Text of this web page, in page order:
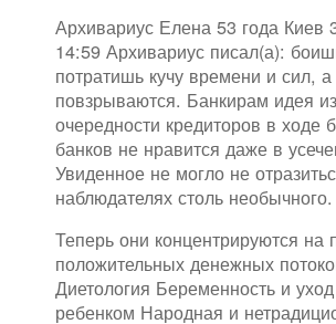
Архивариус Елена 53 года
14:59 Архивариус писал(а):
потратишь кучу времени и сил, а
повзрываются. Банкирам идея
очередности кредиторов в ходе
банков не нравится даже в
Увиденное не могло не
наблюдателях столь необычного.
Теперь они концентрируются на
положительных денежных
Диетология Беременность и
ребенком Народная и